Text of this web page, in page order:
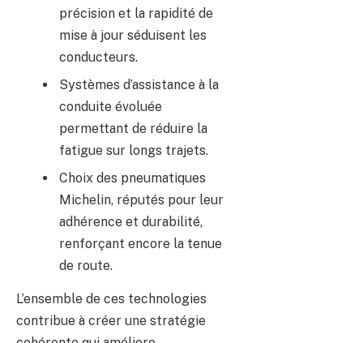
précision et la rapidité de
mise à jour séduisent les
conducteurs.
Systèmes d’assistance à la
conduite évoluée
permettant de réduire la
fatigue sur longs trajets.
Choix des pneumatiques
Michelin, réputés pour leur
adhérence et durabilité,
renforçant encore la tenue
de route.
L’ensemble de ces technologies
contribue à créer une stratégie